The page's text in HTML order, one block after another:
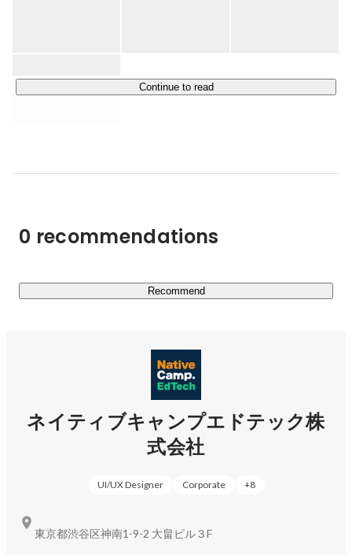
おいてサービスを展開するなど、その規模は急速に拡大し
Continue to read
0 recommendations
Recommend
ネイティブキャンプエドテック株
式会社
UI/UX Designer Corporate +8
東京都渋谷区神南1-9-2 大畠ビル３F